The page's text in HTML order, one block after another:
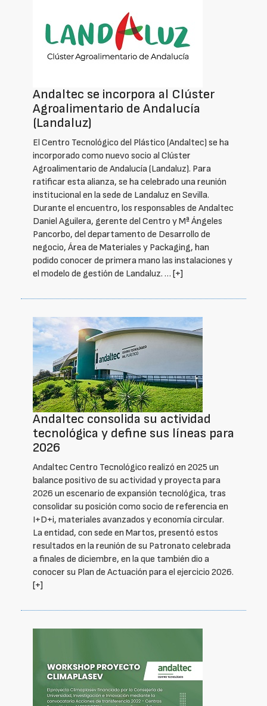
Andaltec se incorpora al Clúster
Agroalimentario de Andalucía
(Landaluz)
El Centro Tecnológico del Plástico (Andaltec) se ha
incorporado como nuevo socio al Clúster
Agroalimentario de Andalucía (Landaluz). Para
ratificar esta alianza, se ha celebrado una reunión
institucional en la sede de Landaluz en Sevilla.
Durante el encuentro, los responsables de Andaltec
Daniel Aguilera, gerente del Centro y Mª Ángeles
Pancorbo, del departamento de Desarrollo de
negocio, Área de Materiales y Packaging, han
podido conocer de primera mano las instalaciones y
el modelo de gestión de Landaluz. … [+]
Andaltec consolida su actividad
tecnológica y define sus líneas para
2026
Andaltec Centro Tecnológico realizó en 2025 un
balance positivo de su actividad y proyecta para
2026 un escenario de expansión tecnológica, tras
consolidar su posición como socio de referencia en
I+D+i, materiales avanzados y economía circular.
La entidad, con sede en Martos, presentó estos
resultados en la reunión de su Patronato celebrada
a finales de diciembre, en la que también dio a
conocer su Plan de Actuación para el ejercicio 2026.
[+]